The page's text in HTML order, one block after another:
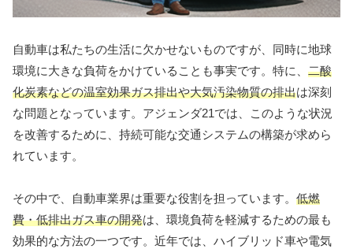
自動車は私たちの生活に欠かせないものですが、同時に地球
環境に大きな負荷をかけていることも事実です。特に、 二酸
化炭素などの温室効果ガス排出や大気汚染物質の排出は深刻
な問題となっています。アジェンダ21では、このような状況
を改善するために、持続可能な交通システムの構築が求めら
れています。
その中で、自動車業界は重要な役割を担っています。 低燃
費・低排出ガス車の開発は、環境負荷を軽減するための最も
効果的な方法の一つです。近年では、ハイブリッド車や電気